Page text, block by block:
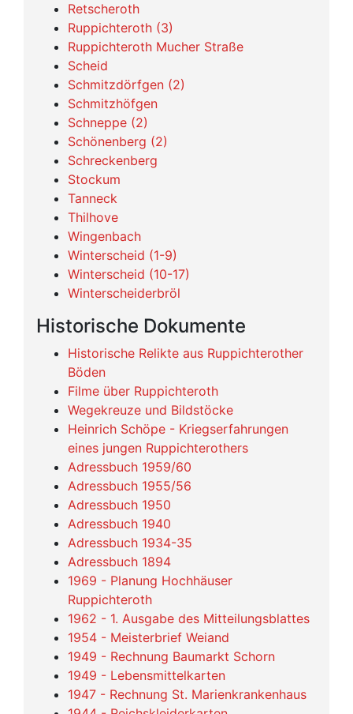
Retscheroth
Ruppichteroth (3)
Ruppichteroth Mucher Straße
Scheid
Schmitzdörfgen (2)
Schmitzhöfgen
Schneppe (2)
Schönenberg (2)
Schreckenberg
Stockum
Tanneck
Thilhove
Wingenbach
Winterscheid (1-9)
Winterscheid (10-17)
Winterscheiderbröl
Historische Dokumente
Historische Relikte aus Ruppichterother
Böden
Filme über Ruppichteroth
Wegekreuze und Bildstöcke
Heinrich Schöpe - Kriegserfahrungen
eines jungen Ruppichterothers
Adressbuch 1959/60
Adressbuch 1955/56
Adressbuch 1950
Adressbuch 1940
Adressbuch 1934-35
Adressbuch 1894
1969 - Planung Hochhäuser
Ruppichteroth
1962 - 1. Ausgabe des Mitteilungsblattes
1954 - Meisterbrief Weiand
1949 - Rechnung Baumarkt Schorn
1949 - Lebensmittelkarten
1947 - Rechnung St. Marienkrankenhaus